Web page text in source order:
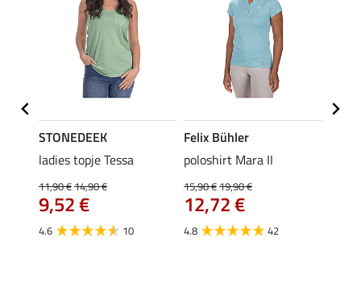
STONEDEEK
ladies topje Tessa
11,90 €14,90 €
9,52 €
4.6 10
Felix Bühler
poloshirt Mara II
15,90 €19,90 €
12,72 €
4.8 42